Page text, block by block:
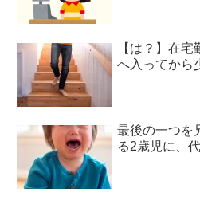
【は？】在
へ入ってから
最後の一つを
る2歳児に、